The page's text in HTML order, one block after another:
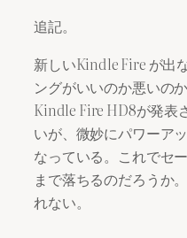
追記。
新しいKindle Fire が出
ングがいいのか悪いの
Kindle Fire HD8が発表
いが、微妙にパワーア
なっている。これでセ
まで落ちるのだろうか
れない。